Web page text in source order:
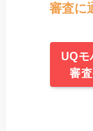
審査に
UQモ
審